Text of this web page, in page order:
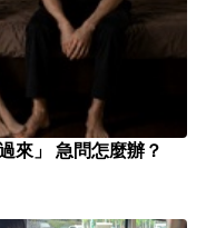
來」 急問怎麼辦？